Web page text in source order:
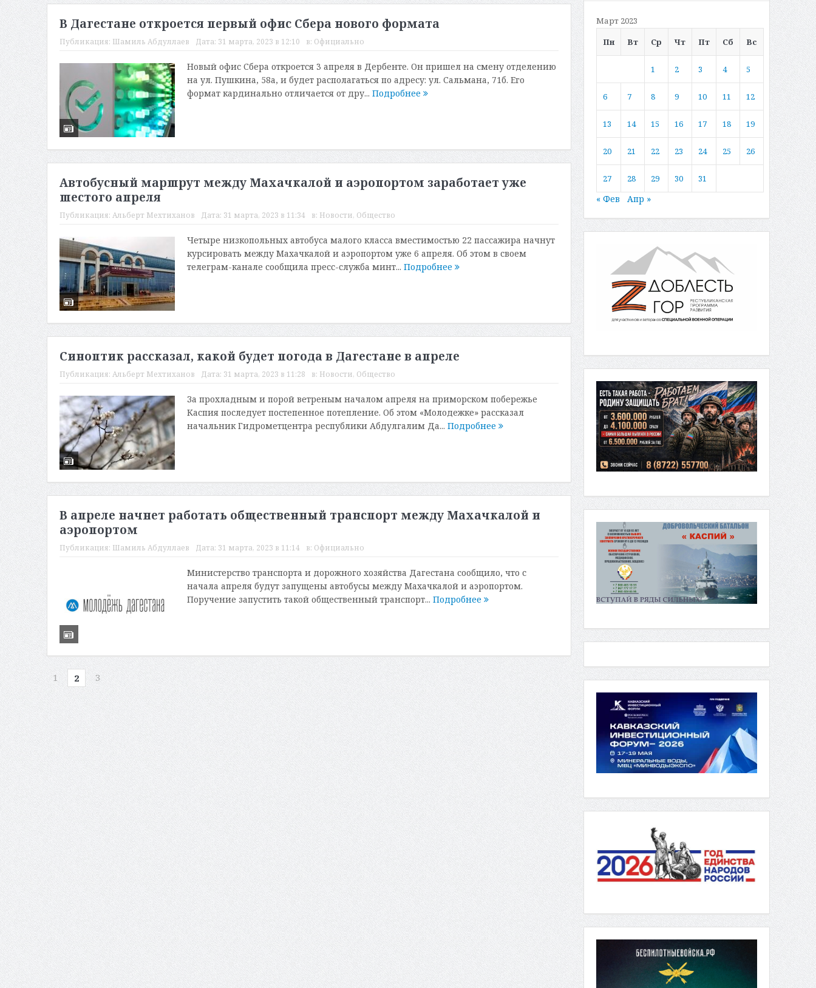
В Дагестане откроется первый офис Сбера нового формата
Публикация: Шамиль Абдуллаев Дата: 31 марта, 2023 в 12:10 в: Официально
Новый офис Сбера откроется 3 апреля в Дербенте. Он пришел на смену отделению
на ул. Пушкина, 58а, и будет располагаться по адресу: ул. Сальмана, 71б. Его
формат кардинально отличается от дру... Подробнее
Автобусный маршрут между Махачкалой и аэропортом заработает уже
шестого апреля
Публикация: Альберт Мехтиханов Дата: 31 марта, 2023 в 11:34 в: Новости, Общество
Четыре низкопольных автобуса малого класса вместимостью 22 пассажира начнут
курсировать между Махачкалой и аэропортом уже 6 апреля. Об этом в своем
телеграм-канале сообщила пресс-служба минт... Подробнее
Синоптик рассказал, какой будет погода в Дагестане в апреле
Публикация: Альберт Мехтиханов Дата: 31 марта, 2023 в 11:28 в: Новости, Общество
За прохладным и порой ветреным началом апреля на приморском побережье
Каспия последует постепенное потепление. Об этом «Молодежке» рассказал
начальник Гидрометцентра республики Абдулгалим Да... Подробнее
В апреле начнет работать общественный транспорт между Махачкалой и
аэропортом
Публикация: Шамиль Абдуллаев Дата: 31 марта, 2023 в 11:14 в: Официально
Министерство транспорта и дорожного хозяйства Дагестана сообщило, что с
начала апреля будут запущены автобусы между Махачкалой и аэропортом.
Поручение запустить такой общественный транспорт... Подробнее
1 2 3
Март 2023
Пн
Вт Ср Чт Пт Сб Вс
1 2 3 4 5
6 7 8 9 10 11 12
13 14 15 16 17 18 19
20 21 22 23 24 25 26
27 28 29 30 31
« Фев Апр »